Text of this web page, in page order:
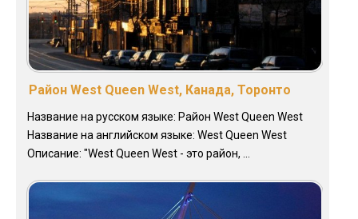
Район West Queen West, Канада, Торонто
Название на русском языке: Район West Queen West
Название на английском языке: West Queen West
Описание: "West Queen West - это район, ...